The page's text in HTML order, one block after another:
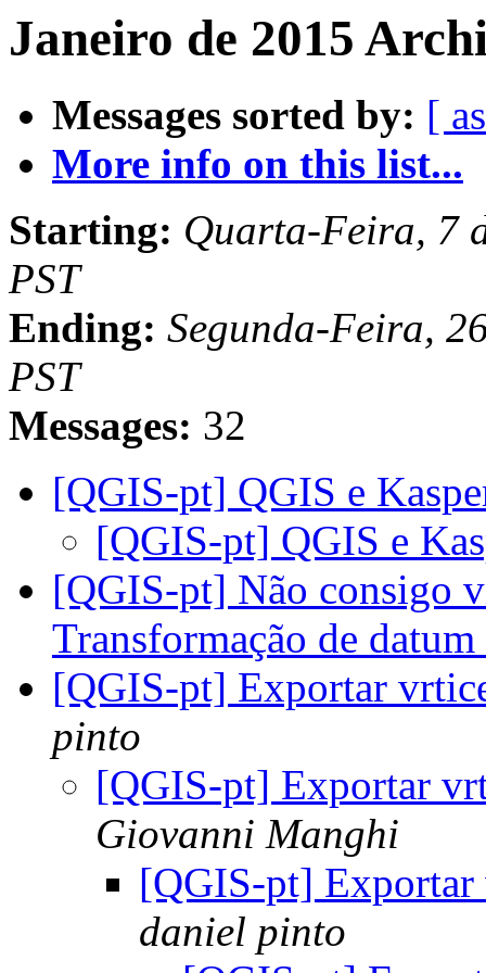
Janeiro de 2015
Messages sorted by: [
More info on this list...
Starting: Quarta-Feira, 7
PST
Ending: Segunda-Feira,
PST
Messages: 32
[QGIS-pt] QGIS e
[QGIS-pt] QGIS e
[QGIS-pt] Não consigo
Transformação de datum
[QGIS-pt] Exportar
pinto
[QGIS-pt] Exportar
Giovanni Manghi
[QGIS-pt] Exportar
daniel pinto